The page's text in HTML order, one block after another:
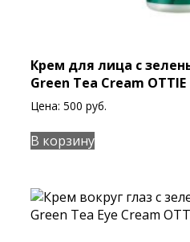
Крем для лица с
Green Tea Cream OTTIE
Цена: 500 руб.
В корзину